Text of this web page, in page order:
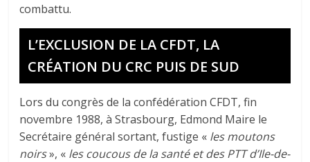
combattu.
L’EXCLUSION DE LA CFDT, LA
CRÉATION DU CRC PUIS DE SUD
Lors du congrès de la confédération CFDT, fin
novembre 1988, à Strasbourg, Edmond Maire le
Secrétaire général sortant, fustige « les moutons
noirs», « les coucous de la santé et des PTT d’Ile-de-